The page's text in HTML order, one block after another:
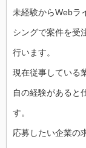
未経験からWebラ
シングで案件を受
行います。
現在従事している
自の経験があると
す。
応募したい企業の